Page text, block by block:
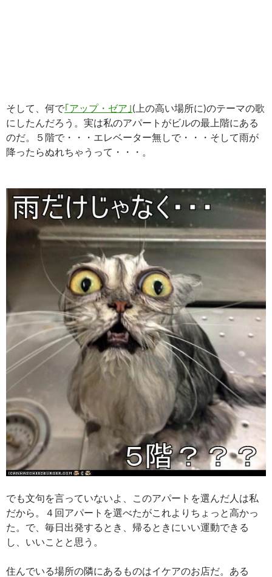
そして、何で｢アップ・ゼア｣(上の高い場所に)のテーマの歌
にしたんだろう。実は私のアパートがビルの最上階にある
のだ。５階で・・・エレベーター無しで・・・そして雨が
降ったらぬれちゃうって・・・。
でも文句を言っていないよ、このアパートを選んだ人は私
だから。４回アパートを選べたがこれよりちょっと高かっ
た。で、毎日出発するとき、帰るときにいい運動できる
し、いいことと思う。
住んでいる場所の隣にあるものはイケアのお店だ。ある